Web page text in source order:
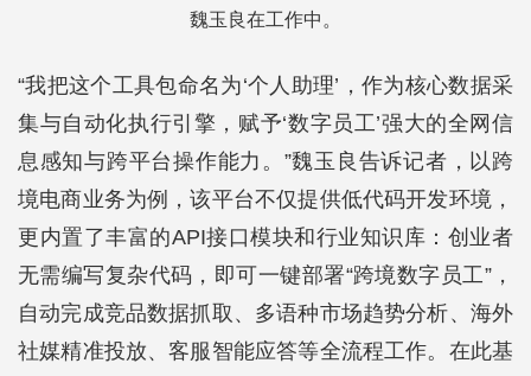
魏玉良在工作中。
“我把这个工具包命名为‘个人助理’，作为核心数据采
集与自动化执行引擎，赋予‘数字员工’强大的全网信
息感知与跨平台操作能力。”魏玉良告诉记者，以跨
境电商业务为例，该平台不仅提供低代码开发环境，
更内置了丰富的API接口模块和行业知识库：创业者
无需编写复杂代码，即可一键部署“跨境数字员工”，
自动完成竞品数据抓取、多语种市场趋势分析、海外
社媒精准投放、客服智能应答等全流程工作。在此基